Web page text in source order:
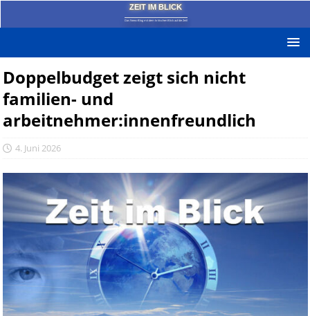
ZEIT IM BLICK
Das News-Blog mit dem kritischen Blick auf die Zeit!
Doppelbudget zeigt sich nicht
familien- und
arbeitnehmer:innenfreundlich
4. Juni 2026